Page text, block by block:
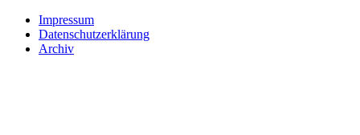
Impressum
Datenschutzerklärung
Archiv